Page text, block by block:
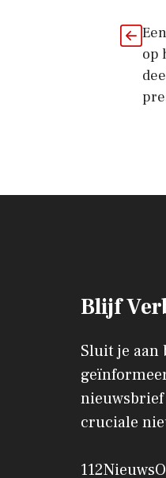
op
Blijf
Sluit je aan
cruciale